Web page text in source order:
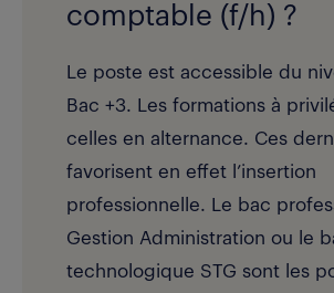
comptable (f/h) ?
Le poste est accessible du
Bac +3. Les formations à
celles en alternance. Ces
favorisent en effet l’insertion
professionnelle. Le bac
Gestion Administration ou le
technologique STG sont les